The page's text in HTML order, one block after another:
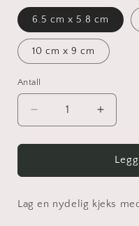
6.5 cm x 5.8 cm
10 cm x 9 cm
Antall
antallet
for
Reinsdyr
skilt
Øk
antallet
for
skilt
Lag en nydelig kjeks